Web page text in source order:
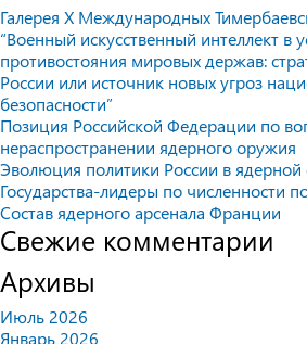
Галерея X Международных
“Военный искусственный интеллект в
противостояния мировых держав:
России или источник новых угроз
безопасности”
Позиция Российской Федерации по
нераспространении ядерного оружия
Эволюция политики России в
Государства-лидеры по численности
Состав ядерного арсенала Франции
Свежие комментарии
Архивы
Июль 2026
Январь 2026